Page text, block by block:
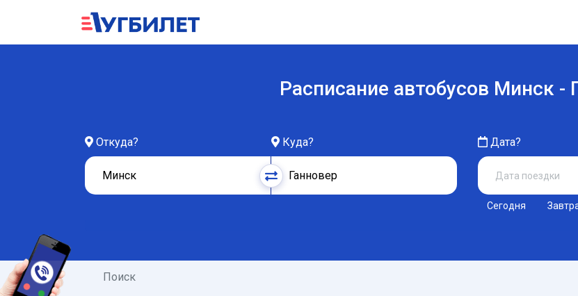
Расписание автобусов Минск -
Откуда? Куда? Дата?
Сегодня
Поиск